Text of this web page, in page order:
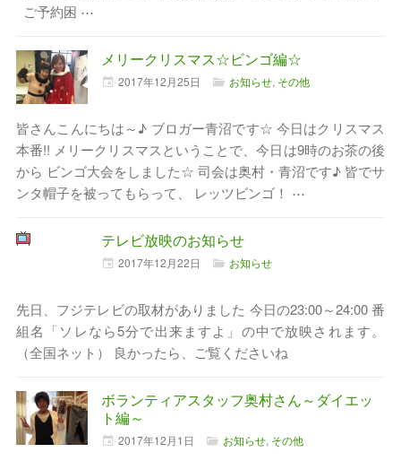
ご予約困 ⋯
メリークリスマス☆ビンゴ編☆
2017年12月25日 お知らせ, その他
皆さんこんにちは～♪ ブロガー青沼です☆ 今日はクリスマス
本番!! メリークリスマスということで、今日は9時のお茶の後
から ビンゴ大会をしました☆ 司会は奥村・青沼です♪ 皆でサ
ンタ帽子を被ってもらって、 レッツビンゴ！ ⋯
テレビ放映のお知らせ
2017年12月22日 お知らせ
先日、フジテレビの取材がありました 今日の23:00～24:00 番
組名「ソレなら5分で出来ますよ」の中で放映されます。
（全国ネット） 良かったら、ご覧くださいね
ボランティアスタッフ奥村さん～ダイエッ
ト編～
2017年12月1日 お知らせ, その他